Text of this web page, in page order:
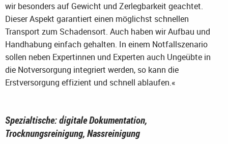
wir besonders auf Gewicht und Zerlegbarkeit geachtet.
Dieser Aspekt garantiert einen möglichst schnellen
Transport zum Schadensort. Auch haben wir Aufbau und
Handhabung einfach gehalten. In einem Notfallszenario
sollen neben Expertinnen und Experten auch Ungeübte in
die Notversorgung integriert werden, so kann die
Erstversorgung effizient und schnell ablaufen.«
Spezialtische: digitale Dokumentation,
Trocknungsreinigung, Nassreinigung